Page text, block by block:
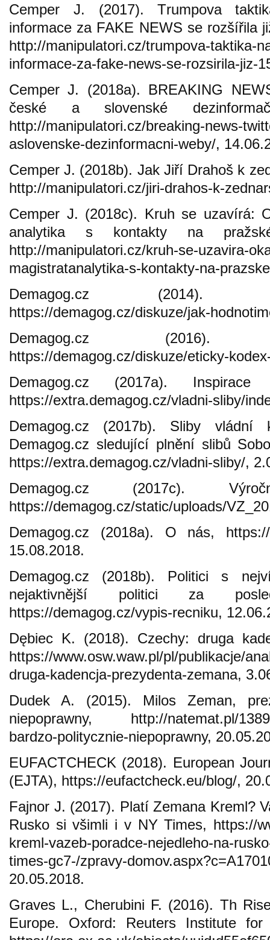
Cemper J. (2017). Trumpova
informace za FAKE NEWS se rozšířila
http://manipulatori.cz/trumpova-taktika-
informace-za-fake-news-se-rozsirila-jiz-
Cemper J. (2018a). BREAKING
české a slovenské
http://manipulatori.cz/breaking-news-
aslovenske-dezinformacni-weby/,
Cemper J. (2018b). Jak Jiří Drahoš k
http://manipulatori.cz/jiri-drahos-k-
Cemper J. (2018c). Kruh se uzavírá:
analytika s kontakty na
http://manipulatori.cz/kruh-se-uzavira-
magistratanalytika-s-kontakty-na-
Demagog.cz (2014).
https://demagog.cz/diskuze/jak-
Demagog.cz
https://demagog.cz/diskuze/eticky-
Demagog.cz (2017a).
https://extra.demagog.cz/vladni-sliby/
Demagog.cz (2017b). Sliby vládní
Demagog.cz sledující plnění slibů
https://extra.demagog.cz/vladni-sliby/,
Demagog.cz (2017c).
https://demagog.cz/static/uploads/
Demagog.cz (2018a). O nás, https://
15.08.2018.
Demagog.cz (2018b). Politici s
nejaktivnější politici za
https://demagog.cz/vypis-recniku,
Dębiec K. (2018). Czechy: druga
https://www.osw.waw.pl/pl/publikacje/
druga-kadencja-prezydenta-zemana,
Dudek A. (2015). Milos Zeman,
niepoprawny, http://natemat.pl/
bardzo-politycznie-niepoprawny,
EUFACTCHECK (2018). European
(EJTA), https://eufactcheck.eu/blog/,
Fajnor J. (2017). Platí Zemana Kreml?
Rusko si všimli i v NY Times, https://
kreml-vazeb-poradce-nejedleho-na-
times-gc7-/zpravy-
20.05.2018.
Graves L., Cherubini F. (2016). Th
Europe. Oxford: Reuters Institute